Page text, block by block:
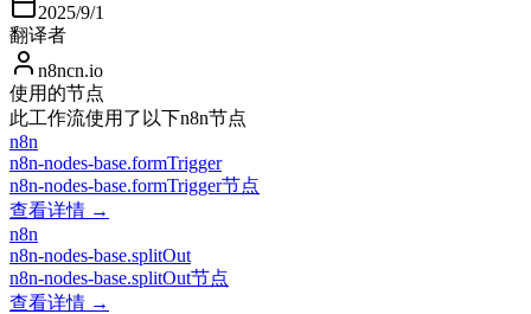
2025/9/1
翻译者
n8ncn.io
使用的节点
此工作流使用了以下n8n节点
n8n
n8n-nodes-base.formTrigger
n8n-nodes-base.formTrigger节点
查看详情 →
n8n
n8n-nodes-base.splitOut
n8n-nodes-base.splitOut节点
查看详情 →